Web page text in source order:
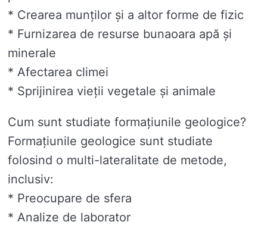
* Crearea munților și a altor forme de fizic
* Furnizarea de resurse bunaoara apă și
minerale
* Afectarea climei
* Sprijinirea vieții vegetale și animale
Cum sunt studiate formațiunile geologice?
Formațiunile geologice sunt studiate
folosind o multi-lateralitate de metode,
inclusiv:
* Preocupare de sfera
* Analize de laborator